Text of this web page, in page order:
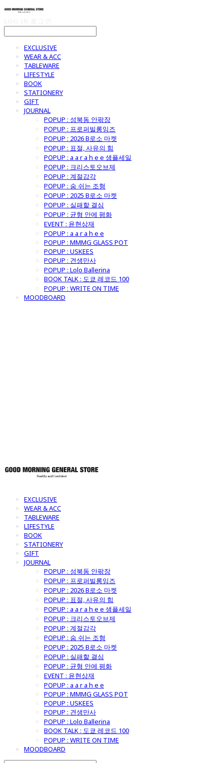
EXCLUSIVE
WEAR & ACC
TABLEWARE
LIFESTYLE
BOOK
STATIONERY
GIFT
JOURNAL
POPUP : 성북동 안팎장
POPUP : 프로퍼빌롱잉즈
POPUP : 2026 B로소 마켓
POPUP : 표절, 사유의 힘
POPUP : a a r a h e e 샘플세일
POPUP : 크리스토오브제
POPUP : 계절감각
POPUP : 숨 쉬는 조형
POPUP : 2025 B로소 마켓
POPUP : 실패할 결심
POPUP : 균형 안에 평화
EVENT : 윤현상재
POPUP : a a r a h e e
POPUP : MMMG GLASS POT
POPUP : USKEES
POPUP : 견생만사
POPUP : Lolo Ballerina
BOOK TALK : 도쿄 레코드 100
POPUP : WRITE ON TIME
MOODBOARD
EXCLUSIVE
WEAR & ACC
TABLEWARE
LIFESTYLE
BOOK
STATIONERY
GIFT
JOURNAL
POPUP : 성북동 안팎장
POPUP : 프로퍼빌롱잉즈
POPUP : 2026 B로소 마켓
POPUP : 표절, 사유의 힘
POPUP : a a r a h e e 샘플세일
POPUP : 크리스토오브제
POPUP : 계절감각
POPUP : 숨 쉬는 조형
POPUP : 2025 B로소 마켓
POPUP : 실패할 결심
POPUP : 균형 안에 평화
EVENT : 윤현상재
POPUP : a a r a h e e
POPUP : MMMG GLASS POT
POPUP : USKEES
POPUP : 견생만사
POPUP : Lolo Ballerina
BOOK TALK : 도쿄 레코드 100
POPUP : WRITE ON TIME
MOODBOARD